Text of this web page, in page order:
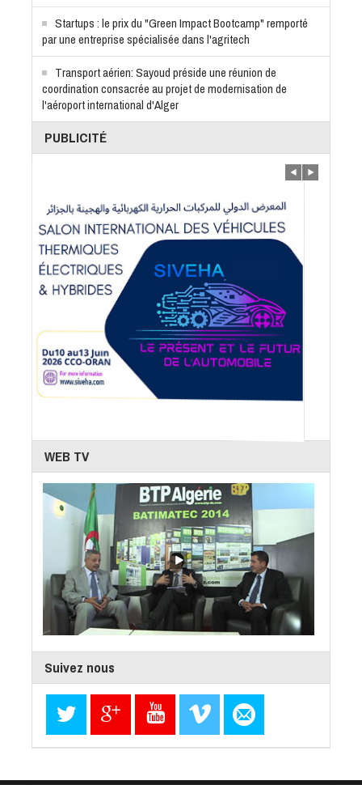
Startups : le prix du "Green Impact Bootcamp" remporté
par une entreprise spécialisée dans l'agritech
Transport aérien: Sayoud préside une réunion de
coordination consacrée au projet de modernisation de
l'aéroport international d'Alger
PUBLICITÉ
WEB TV
Suivez nous